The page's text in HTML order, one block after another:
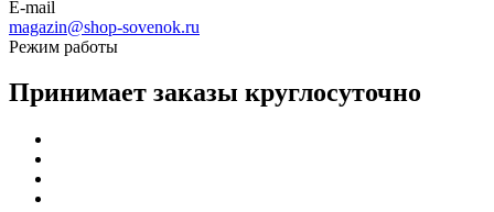
E-mail
magazin@shop-sovenok.ru
Режим работы
Принимает заказы круглосуточно